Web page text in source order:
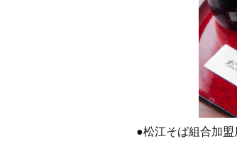
●松江そば組合加盟